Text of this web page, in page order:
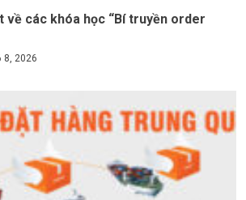
về các khóa học “Bí truyền order
8, 2026